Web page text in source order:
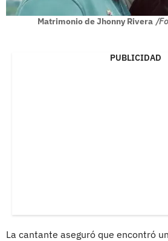
Matrimonio de Jhonny Rivera /
PUBLICIDAD
La cantante aseguró que encontró